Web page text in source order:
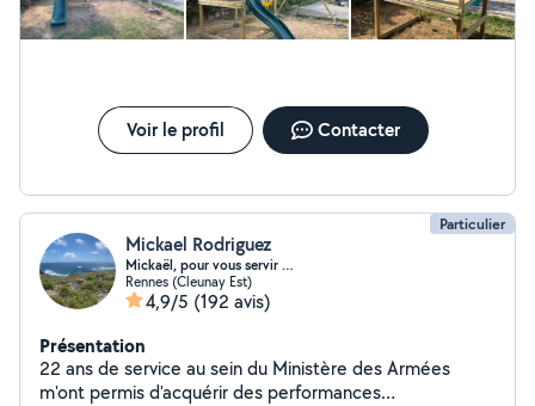
Voir le profil Contacter
Particulier
Mickael Rodriguez
Mickaël, pour vous servir …
Rennes (Cleunay Est)
4,9/5 (192 avis)
Présentation
22 ans de service au sein du Ministère des Armées
m'ont permis d'acquérir des performances